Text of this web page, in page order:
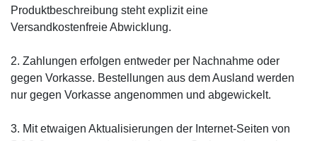
Produktbeschreibung steht explizit eine
Versandkostenfreie Abwicklung.
2. Zahlungen erfolgen entweder per Nachnahme oder
gegen Vorkasse. Bestellungen aus dem Ausland werden
nur gegen Vorkasse angenommen und abgewickelt.
3. Mit etwaigen Aktualisierungen der Internet-Seiten von